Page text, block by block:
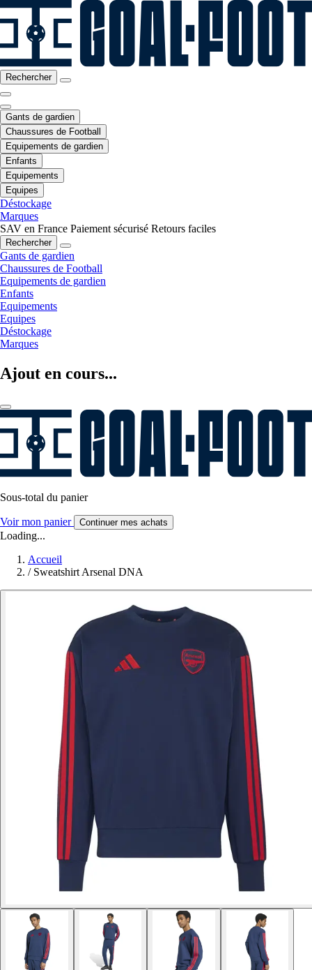
Rechercher
Gants de gardien
Chaussures de Football
Equipements de gardien
Enfants
Equipements
Equipes
Déstockage
Marques
SAV en France Paiement sécurisé Retours faciles
Rechercher
Gants de gardien
Chaussures de Football
Equipements de gardien
Enfants
Equipements
Equipes
Déstockage
Marques
Ajout en cours...
Sous-total du panier
Voir mon panier Continuer mes achats
Loading...
Accueil
/ Sweatshirt Arsenal DNA